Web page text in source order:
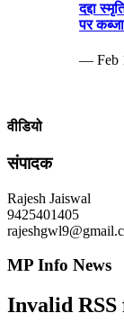
दद्दा
पर
— Feb
वीडियो
संपादक
Rajesh Jaiswal
9425401405
MP Info News
Invalid RSS